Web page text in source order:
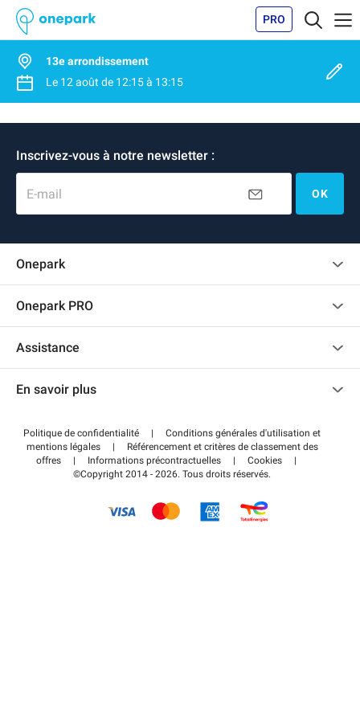
PRO
13e arrondissement
Le 12 août de 12:15à 13:15
Inscrivez-vous à notre newsletter :
E-mail OK
Onepark
Recrutement
Onepark PRO
Accéder à mon espace partenaire
Assistance
Centre d'aide
Régler votre stationnement FLOW
En savoir plus
Wiki
Guide du stationnement
Politique de confidentialité |
Conditions générales d'utilisation et
mentions légales
|
Référencement et critères de classement des
offres
| Informations précontractuelles | Cookies
|
©Copyright 2014 - 2026. Tous droits réservés.